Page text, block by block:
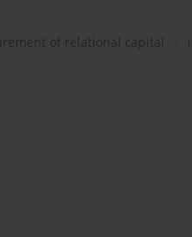
of relational capital